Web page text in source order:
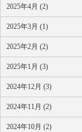
2025年4月 (2)
2025年3月 (1)
2025年2月 (2)
2025年1月 (3)
2024年12月 (3)
2024年11月 (2)
2024年10月 (2)